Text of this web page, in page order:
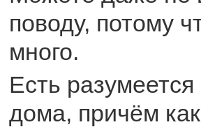
поводу, потому
много.
Есть
дома, причём